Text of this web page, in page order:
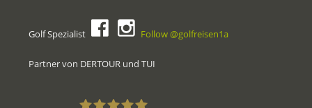
Golf Spezialist Follow @golfreisen1a
Partner von DERTOUR und TUI